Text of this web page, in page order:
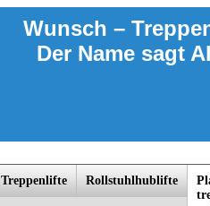
Wunsch –
Der Name sagt
Treppenlifte Rollstuhlhublifte